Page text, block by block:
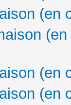
(en
(en
(en